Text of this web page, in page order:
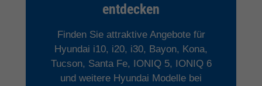
entdecken
Finden Sie attraktive Angebote für
Hyundai i10, i20, i30, Bayon, Kona,
Tucson, Santa Fe, IONIQ 5, IONIQ 6
und weitere Hyundai Modelle bei